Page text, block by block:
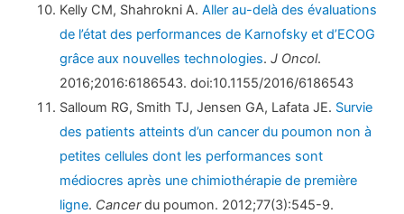
Kelly CM, Shahrokni A.Aller au-delà des évaluations
de l’état des performances de Karnofsky et d’ECOG
grâce aux nouvelles technologies.J Oncol.
2016;2016:6186543. doi:10.1155/2016/6186543
Salloum RG, Smith TJ, Jensen GA, Lafata JE. Survie
des patients atteints d’un cancer du poumon non à
petites cellules dont les performances sont
médiocres après une chimiothérapie de première
ligne. Cancerdu poumon. 2012;77(3):545-9.